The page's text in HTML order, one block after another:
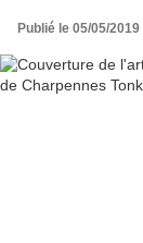
Publié le 05/05/2019